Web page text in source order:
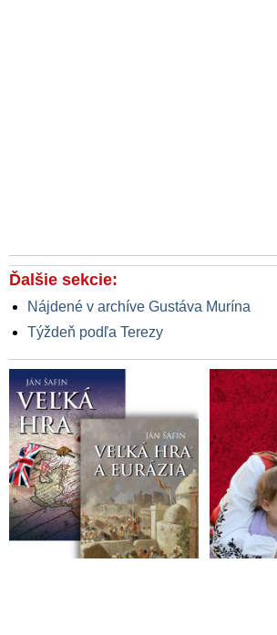
Ďalšie sekcie:
Nájdené v archíve Gustáva Murína
Týždeň podľa Terezy